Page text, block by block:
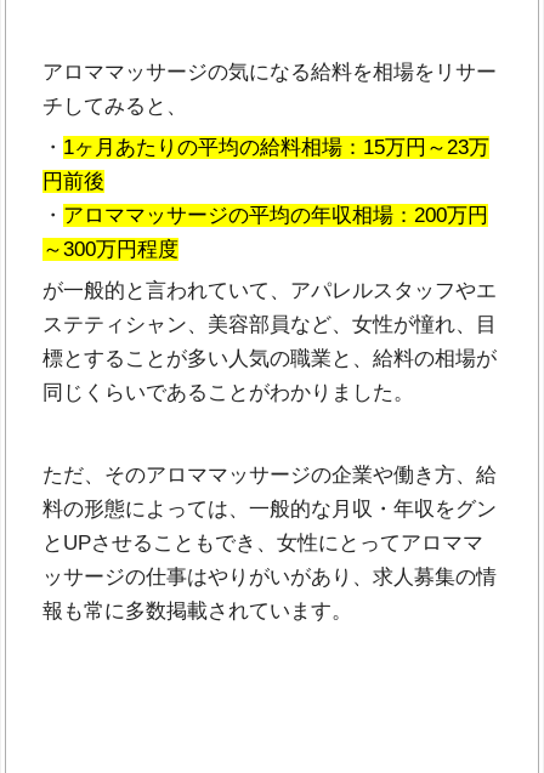
アロママッサージの気になる給料を相場をリサー
チしてみると、
・ 1ヶ月あたりの平均の給料相場：15万円～23万
円前後
・ アロママッサージの平均の年収相場：200万円
～300万円程度
が一般的と言われていて、アパレルスタッフやエ
ステティシャン、美容部員など、女性が憧れ、目
標とすることが多い人気の職業と、給料の相場が
同じくらいであることがわかりました。
ただ、そのアロママッサージの企業や働き方、給
料の形態によっては、一般的な月収・年収をグン
とUPさせることもでき、女性にとってアロママ
ッサージの仕事はやりがいがあり、求人募集の情
報も常に多数掲載されています。